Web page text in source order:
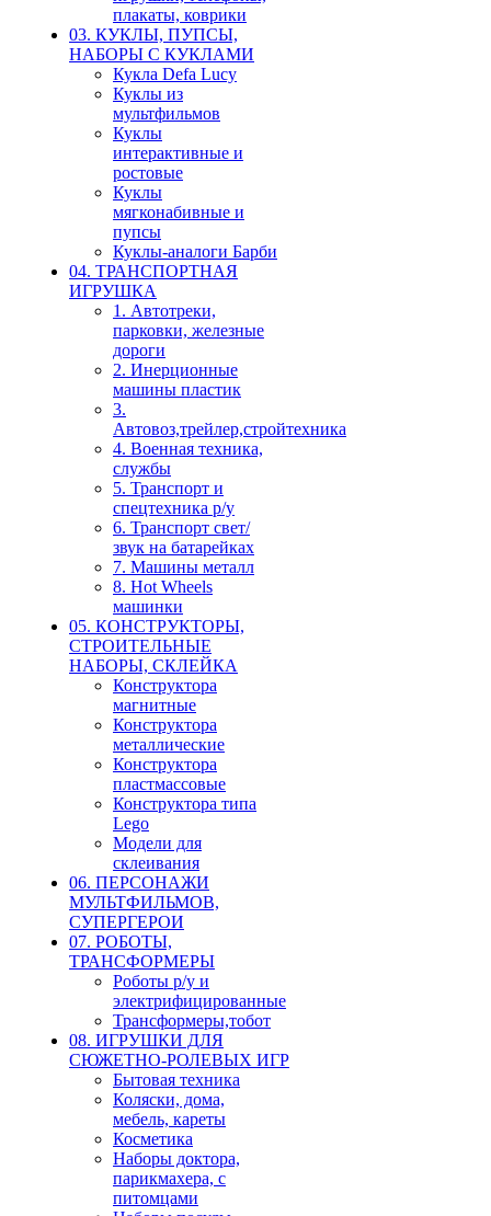
плакаты, коврики
03. КУКЛЫ, ПУПСЫ,
НАБОРЫ С КУКЛАМИ
Кукла Defa Lucy
Куклы из
мультфильмов
Куклы
интерактивные и
ростовые
Куклы
мягконабивные и
пупсы
Куклы-аналоги Барби
04. ТРАНСПОРТНАЯ
ИГРУШКА
1. Автотреки,
парковки, железные
дороги
2. Инерционные
машины пластик
3.
Автовоз,трейлер,стройтехника
4. Военная техника,
службы
5. Транспорт и
спецтехника р/у
6. Транспорт свет/
звук на батарейках
7. Машины металл
8. Hot Wheels
машинки
05. КОНСТРУКТОРЫ,
СТРОИТЕЛЬНЫЕ
НАБОРЫ, СКЛЕЙКА
Конструктора
магнитные
Конструктора
металлические
Конструктора
пластмассовые
Конструктора типа
Lego
Модели для
склеивания
06. ПЕРСОНАЖИ
МУЛЬТФИЛЬМОВ,
СУПЕРГЕРОИ
07. РОБОТЫ,
ТРАНСФОРМЕРЫ
Роботы р/у и
электрифицированные
Трансформеры,тобот
08. ИГРУШКИ ДЛЯ
СЮЖЕТНО-РОЛЕВЫХ ИГР
Бытовая техника
Коляски, дома,
мебель, кареты
Косметика
Наборы доктора,
парикмахера, с
питомцами